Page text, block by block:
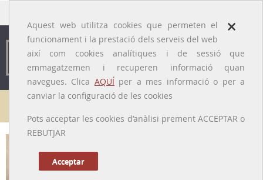
×
Aquest web utilitza cookies que permeten el
funcionament i la prestació dels serveis del web
així com cookies analítiques i de sessió que
emmagatzemen i recuperen informació quan
navegues. Clica AQUÍper a mes informació o per a
canviar la configuració de les cookies
Pots acceptar les cookies d’anàlisi prement ACCEPTAR o
REBUTJAR
Acceptar
Galeria de metges